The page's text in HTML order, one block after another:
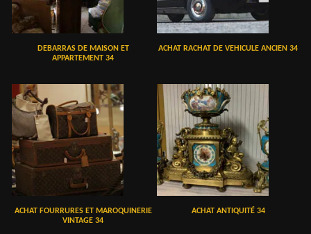
DEBARRAS DE MAISON ET
APPARTEMENT 34
ACHAT RACHAT DE VEHICULE ANCIEN 34
ACHAT FOURRURES ET MAROQUINERIE
VINTAGE 34
ACHAT ANTIQUITÉ 34